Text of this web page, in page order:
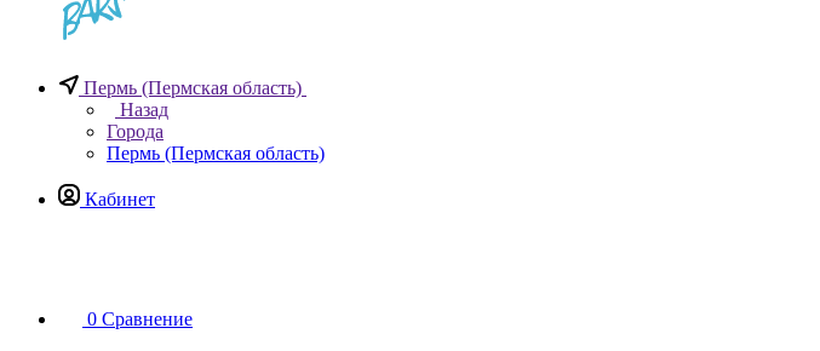
Пермь (Пермская область)
Назад
Города
Пермь (Пермская область)
Кабинет
0 Сравнение